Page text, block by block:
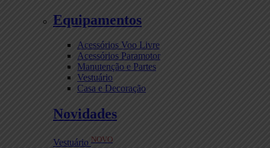
Equipamentos
Acessórios Voo Livre
Acessórios Paramotor
Manutenção e Partes
Vestuário
Casa e Decoração
Novidades
Vestuário NOVO